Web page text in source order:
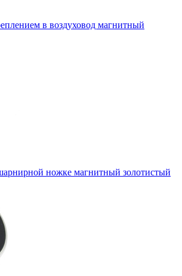
в воздуховод магнитный
ножке магнитный золотистый